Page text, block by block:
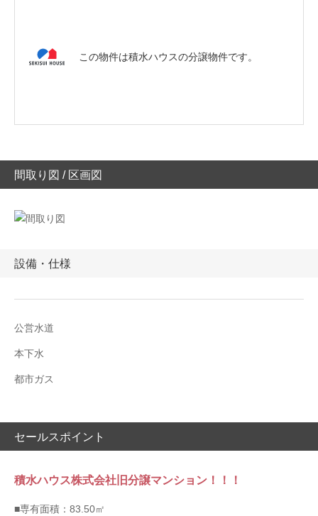
この物件は積水ハウスの分譲物件です。
間取り図 / 区画図
設備・仕様
公営水道
本下水
都市ガス
セールスポイント
積水ハウス株式会社旧分譲マンション！！！
■専有面積：83.50㎡